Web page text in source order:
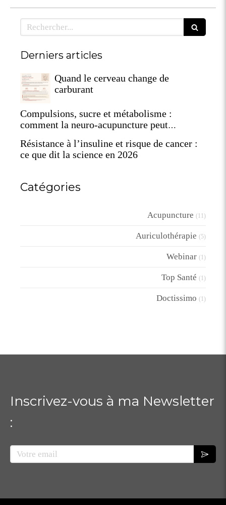
Rechercher
Derniers articles
Quand le cerveau change de
carburant
Compulsions, sucre et métabolisme :
comment la neuro-acupuncture peut
Résistance à l’insuline et risque de cancer :
ce que dit la science en 2026
Catégories
Acupuncture (11)
Auriculothérapie (5)
Webinar (1)
Top Santé (1)
Doctissimo (1)
Inscrivez-vous à ma Newsletter
:
Votre email